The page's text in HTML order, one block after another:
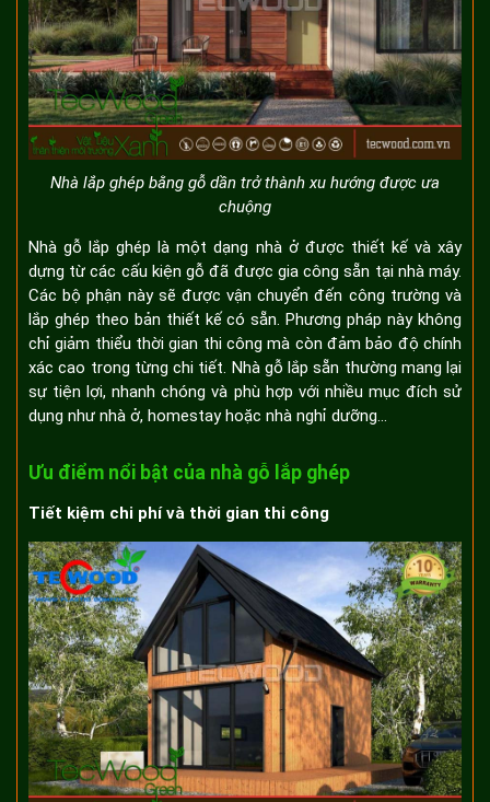
Nhà lắp ghép bằng gỗ dần trở thành xu hướng được ưa
chuộng
Nhà gỗ lắp ghép là một dạng nhà ở được thiết kế và xây
dựng từ các cấu kiện gỗ đã được gia công sẵn tại nhà máy.
Các bộ phận này sẽ được vận chuyển đến công trường và
lắp ghép theo bản thiết kế có sẵn. Phương pháp này không
chỉ giảm thiểu thời gian thi công mà còn đảm bảo độ chính
xác cao trong từng chi tiết. Nhà gỗ lắp sẵn thường mang lại
sự tiện lợi, nhanh chóng và phù hợp với nhiều mục đích sử
dụng như nhà ở, homestay hoặc nhà nghỉ dưỡng...
Ưu điểm nổi bật của nhà gỗ lắp ghép
Tiết kiệm chi phí và thời gian thi công